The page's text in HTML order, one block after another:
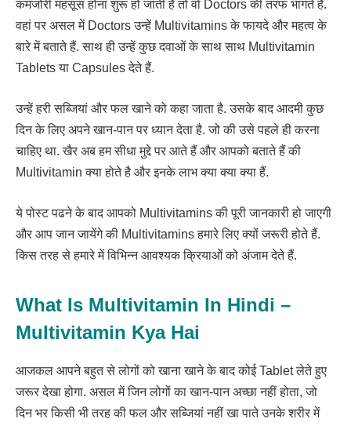
कमजोरी महसूस होना शुरू हो जाती है तो वो Doctors की तरफ भागते हैं.
वहां पर असल में Doctors उन्हें Multivitamins के फायदे और महत्व के
बारे में बताते हैं. साथ ही उन्हें कुछ दवाओं के साथ साथ Multivitamin
Tablets या Capsules देते हैं.
उन्हें हरी सब्जियां और फल खाने को कहा जाता है. उसके बाद आदमी कुछ
दिन के लिए अपने खान-पान पर ध्यान देता है. जो की उसे पहले ही करना
चाहिए था. खैर अब हम सीधा मुद्दे पर आते हैं और आपको बताते हैं की
Multivitamin क्या होते है और इनके लाभ क्या क्या क्या हैं.
ये पोस्ट पढने के बाद आपको Multivitamins की पूरी जानकारी हो जाएगी
और आप जान जायेंगे की Multivitamins हमारे लिए क्यों जरूरी होते हैं.
किस तरह से हमारे में विभिन्न आवश्यक क्रियाओं को अंजाम देते हैं.
What Is Multivitamin In Hindi –
Multivitamin Kya Hai
आजकल आपने बहुत से लोगों को खाना खाने के बाद कोई Tablet लेते हुए
जरूर देखा होगा. असल में जिन लोगों का खान-पान अच्छा नहीं होता, जो
दिन भर किसी भी तरह की फल और सब्जियां नहीं खा पाते उनके शरीर में